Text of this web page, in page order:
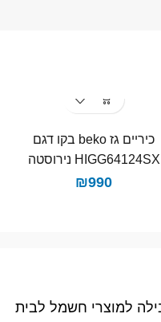
כיריים גז beko בקו דגם
HIGG64124SX נירוסטה
₪990
למוצרי חשמל לבית